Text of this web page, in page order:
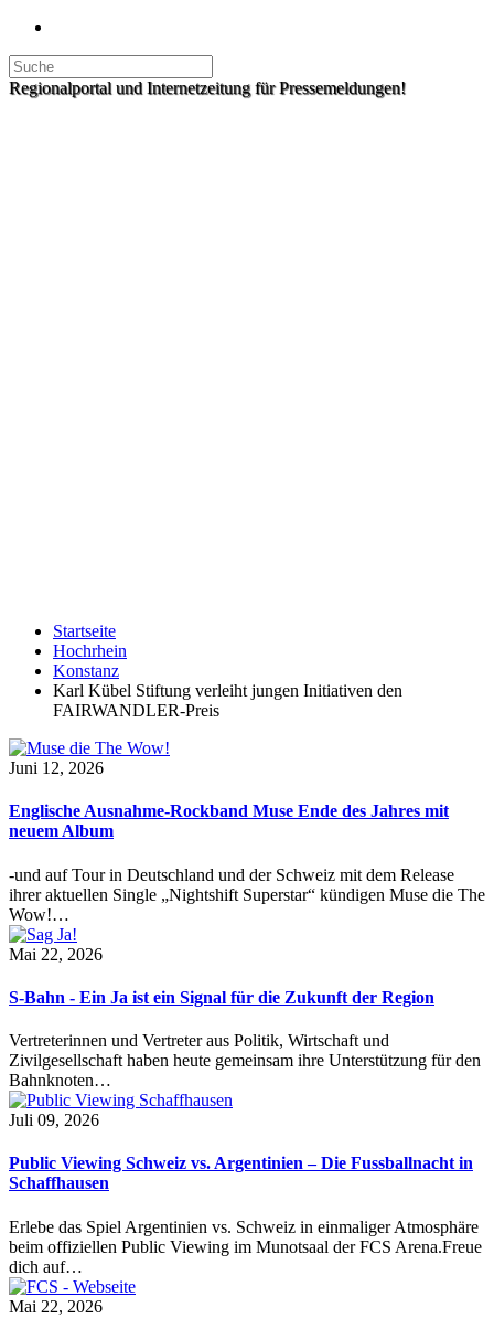
Regionalportal und Internetzeitung für Pressemeldungen!
Startseite
Hochrhein
Konstanz
Karl Kübel Stiftung verleiht jungen Initiativen den
FAIRWANDLER-Preis
Juni 12, 2026
Englische Ausnahme-Rockband Muse Ende des Jahres mit
neuem Album
-und auf Tour in Deutschland und der Schweiz mit dem Release
ihrer aktuellen Single „Nightshift Superstar“ kündigen Muse die The
Wow!…
Mai 22, 2026
S-Bahn - Ein Ja ist ein Signal für die Zukunft der Region
Vertreterinnen und Vertreter aus Politik, Wirtschaft und
Zivilgesellschaft haben heute gemeinsam ihre Unterstützung für den
Bahnknoten…
Juli 09, 2026
Public Viewing Schweiz vs. Argentinien – Die Fussballnacht in
Schaffhausen
Erlebe das Spiel Argentinien vs. Schweiz in einmaliger Atmosphäre
beim offiziellen Public Viewing im Munotsaal der FCS Arena.Freue
dich auf…
Mai 22, 2026